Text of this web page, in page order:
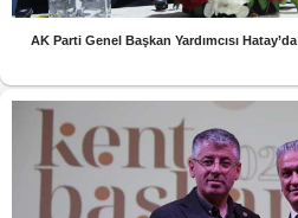
AK Parti Genel Başkan Yardımcısı Hatay’da